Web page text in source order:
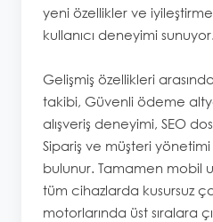
yeni özellikler ve
kullanıcı deneyimi sunuyor.
Gelişmiş özellikleri
takibi, Güvenli ödeme
alışveriş deneyimi, SEO
Sipariş ve müşteri
bulunur. Tamamen mobil
tüm cihazlarda kusursuz
motorlarında üst sıralara